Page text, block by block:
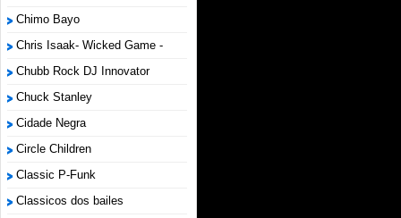
Chimo Bayo
Chris Isaak- Wicked Game -
Chubb Rock DJ Innovator
Chuck Stanley
Cidade Negra
Circle Children
Classic P-Funk
Classicos dos bailes